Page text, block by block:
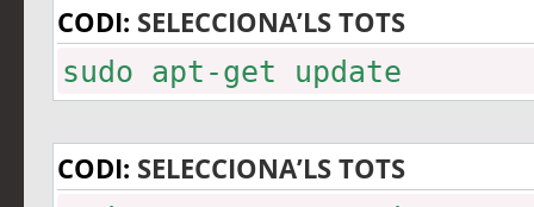
CODI: SELECCIONA’LS TOTS
sudo apt-get update
CODI: SELECCIONA’LS TOTS